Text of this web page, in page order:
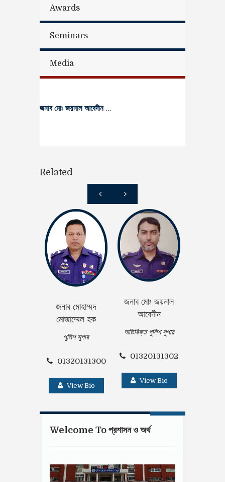
Awards
Seminars
Media
জনাব মোঃ জয়নাল আবেদীন...
Related
জনাব মোহাম্মদ
মোজাম্মেল হক
পুলিশ সুপার
01320131300
View Bio
জনাব মোঃ জয়নাল
আবেদীন
অতিরিক্ত পুলিশ সুপার
01320131302
View Bio
Welcome To প্রশাসন ও অর্থ